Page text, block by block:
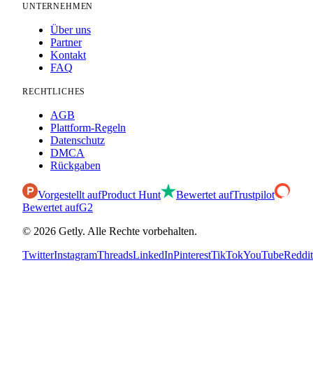
UNTERNEHMEN
Über uns
Partner
Kontakt
FAQ
RECHTLICHES
AGB
Plattform-Regeln
Datenschutz
DMCA
Rückgaben
Vorgestellt aufProduct Hunt Bewertet aufTrustpilot
Bewertet aufG2
© 2026 Getly. Alle Rechte vorbehalten.
TwitterInstagramThreadsLinkedInPinterestTikTokYouTubeReddit